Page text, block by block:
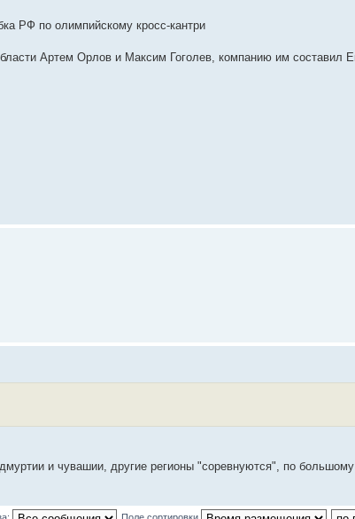
РФ по олимпийскому кросс-кантри
Артем Орлов и Максим Гоголев, компанию им составил
и чувашии, другие регионы "соревнуются", по большому